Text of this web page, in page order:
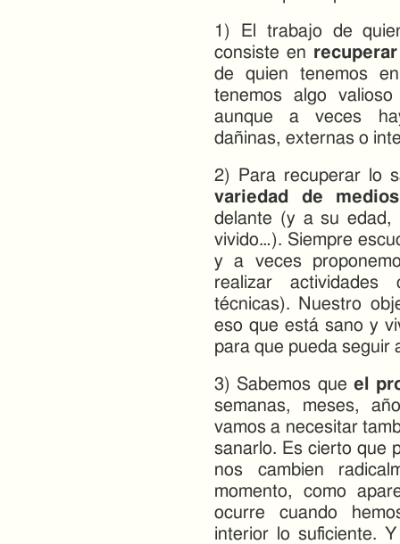
1) El trabajo de
consiste en
de quien tenemos
tenemos algo
aunque a veces
dañinas, externas o
2) Para recuperar lo
variedad de medios
delante (y a su
vivido…). Siempre
y a veces
realizar
técnicas). Nuestro
eso que está sano y
para que pueda seguir
3) Sabemos que el
semanas, meses,
vamos a necesitar
sanarlo. Es cierto que
nos cambien
momento, como
ocurre cuando
interior lo suficiente.